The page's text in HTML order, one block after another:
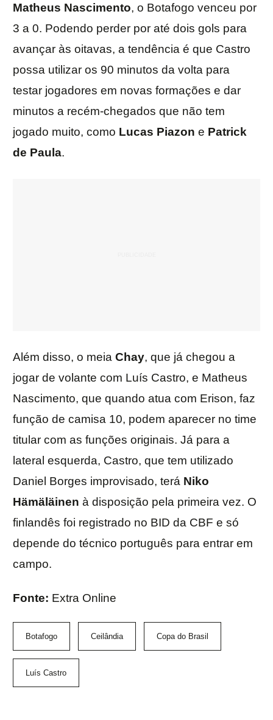
Matheus Nascimento, o Botafogo venceu por
3 a 0. Podendo perder por até dois gols para
avançar às oitavas, a tendência é que Castro
possa utilizar os 90 minutos da volta para
testar jogadores em novas formações e dar
minutos a recém-chegados que não tem
jogado muito, como Lucas Piazon e Patrick
de Paula.
Além disso, o meia Chay, que já chegou a
jogar de volante com Luís Castro, e Matheus
Nascimento, que quando atua com Erison, faz
função de camisa 10, podem aparecer no time
titular com as funções originais. Já para a
lateral esquerda, Castro, que tem utilizado
Daniel Borges improvisado, terá Niko
Hämäläinen à disposição pela primeira vez. O
finlandês foi registrado no BID da CBF e só
depende do técnico português para entrar em
campo.
Fonte: Extra Online
Botafogo Ceilândia Copa do Brasil
Luís Castro